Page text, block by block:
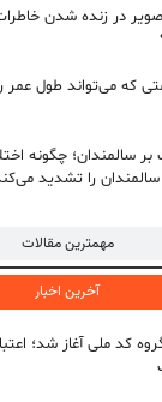
مهمترین مقالات
در زنده شدن
که می‌تواند طول
بر سالمندان؛ چگونه
را تشدید
آخرین اخبار
کد ملی آغاز شد؛